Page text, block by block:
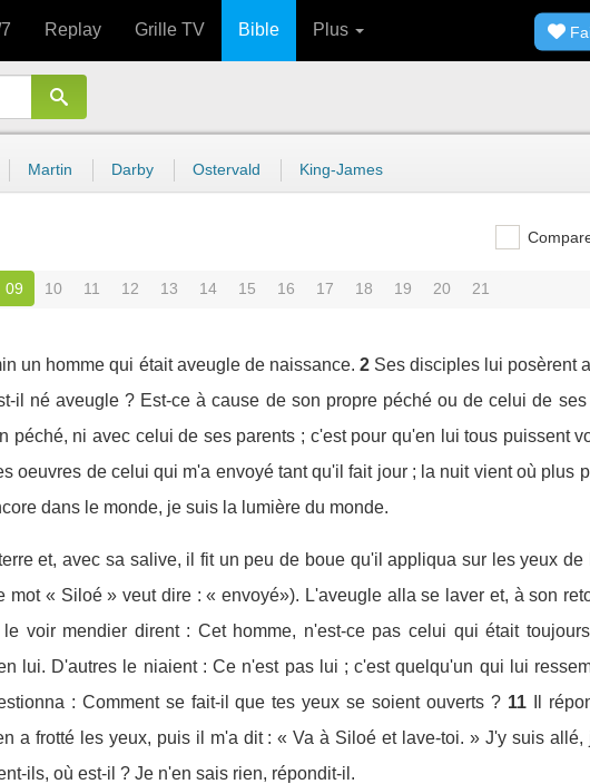
Replay Grille TV Bible Plus
Martin Darby Ostervald King-James
09 10 11 12 13 14 15 16 17 18 19 20 21
un homme qui était aveugle de naissance. 2 Ses disciples lui posèrent
il né aveugle ? Est-ce à cause de son propre péché ou de celui de
péché, ni avec celui de ses parents ; c'est pour qu'en lui tous puissent
oeuvres de celui qui m'a envoyé tant qu'il fait jour ; la nuit vient où plus
dans le monde, je suis la lumière du monde.
et, avec sa salive, il fit un peu de boue qu'il appliqua sur les yeux de
mot « Siloé » veut dire : « envoyé»). L'aveugle alla se laver et, à son
voir mendier dirent : Cet homme, n'est-ce pas celui qui était
lui. D'autres le niaient : Ce n'est pas lui ; c'est quelqu'un qui lui
: Comment se fait-il que tes yeux se soient ouverts ? 11
Il
a frotté les yeux, puis il m'a dit : « Va à Siloé et lave-toi. » J'y suis allé,
ils, où est-il ? Je n'en sais rien, répondit-il.